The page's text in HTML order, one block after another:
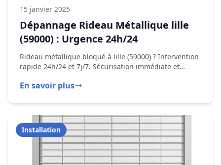
15 janvier 2025
Dépannage Rideau Métallique lille
(59000) : Urgence 24h/24
Rideau métallique bloqué à lille (59000) ? Intervention
rapide 24h/24 et 7j/7. Sécurisation immédiate et
En savoir plus
Installation